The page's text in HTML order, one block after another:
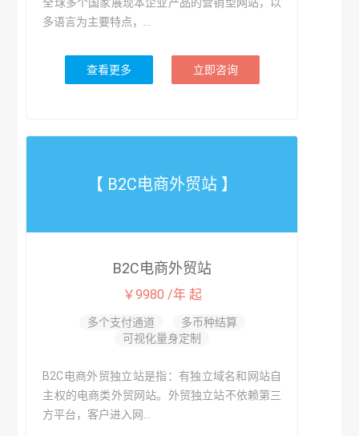
多语言为主要特点，...
查看更多 立即咨询
【 B2C电商外贸站 】
B2C电商外贸站
￥9980 /年 起
多个支付通道
多币种结算
可视化量身定制
B2C电商外贸独立站是指：有独立域名和网站自
主权的电商类外贸网站。外贸独立站不依赖第三
方平台，客户进入网...